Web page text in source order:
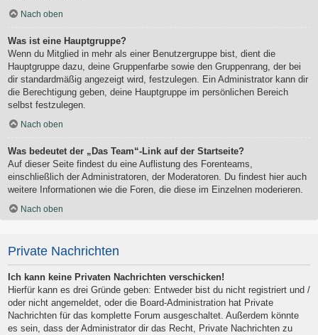
Nach oben
Was ist eine Hauptgruppe?
Wenn du Mitglied in mehr als einer Benutzergruppe bist, dient die
Hauptgruppe dazu, deine Gruppenfarbe sowie den Gruppenrang, der bei
dir standardmäßig angezeigt wird, festzulegen. Ein Administrator kann dir
die Berechtigung geben, deine Hauptgruppe im persönlichen Bereich
selbst festzulegen.
Nach oben
Was bedeutet der „Das Team“-Link auf der Startseite?
Auf dieser Seite findest du eine Auflistung des Forenteams,
einschließlich der Administratoren, der Moderatoren. Du findest hier auch
weitere Informationen wie die Foren, die diese im Einzelnen moderieren.
Nach oben
Private Nachrichten
Ich kann keine Privaten Nachrichten verschicken!
Hierfür kann es drei Gründe geben: Entweder bist du nicht registriert und /
oder nicht angemeldet, oder die Board-Administration hat Private
Nachrichten für das komplette Forum ausgeschaltet. Außerdem könnte
es sein, dass der Administrator dir das Recht, Private Nachrichten zu